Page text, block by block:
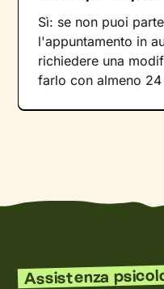
Sì: se non puoi
l'appuntamento in
richiedere una
farlo con almeno
Assistenza